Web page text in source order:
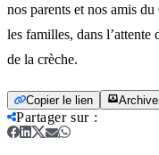
nos parents et nos amis
les familles, dans l’attente
de la crèche.
Copier le lien
Partager sur: